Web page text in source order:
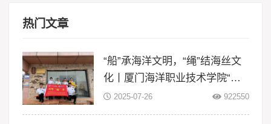
热门文章
“船”承海洋文明，“绳”结海丝文
化丨厦门海洋职业技术学院“闽
智‘船’奇”实践队赴浙江等地开展
2025-07-26 922550